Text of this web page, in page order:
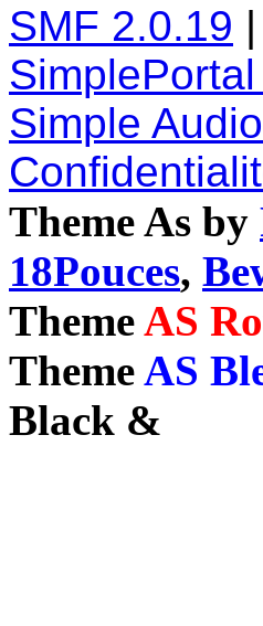
SMF 2.0.19 |
Simple
Theme As by
18Pouces,
ThemeAS
ThemeAS
Black &